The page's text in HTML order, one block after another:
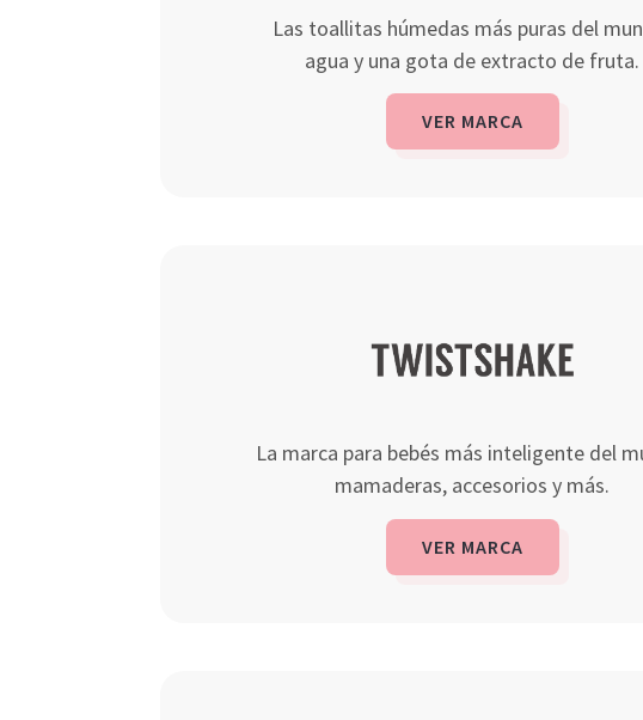
Las toallitas húmedas más puras del
agua y una gota de extracto de fruta.
VER MARCA
La marca para bebés más inteligente del
mamaderas, accesorios y más.
VER MARCA